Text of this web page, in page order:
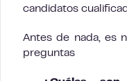
candidatos
Antes de nada, es
preguntas